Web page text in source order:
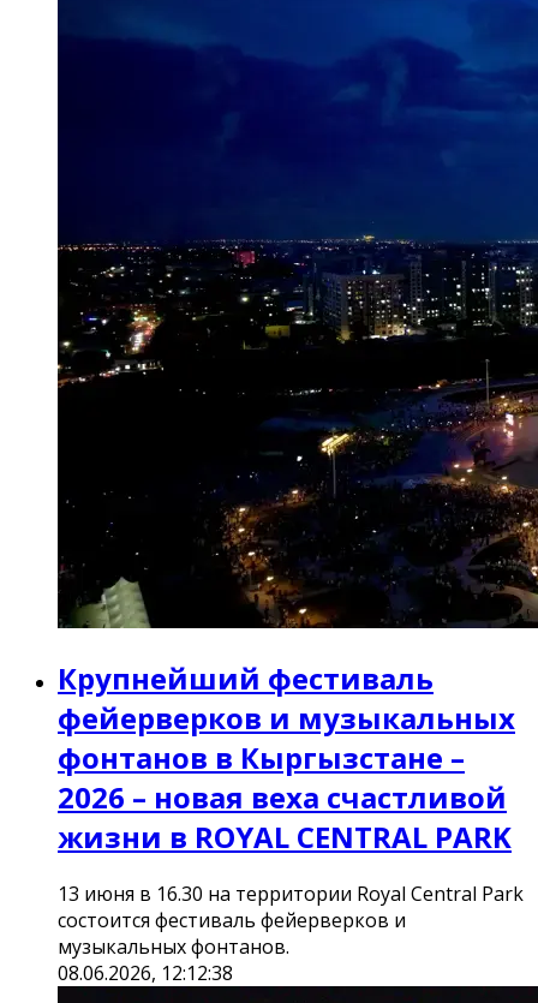
Крупнейший фестиваль
фейерверков и музыкальных
фонтанов в Кыргызстане –
2026 – новая веха счастливой
жизни в ROYAL CENTRAL PARK
13 июня в 16.30 на территории Royal Central Park
состоится фестиваль фейерверков и
музыкальных фонтанов.
08.06.2026, 12:12:38